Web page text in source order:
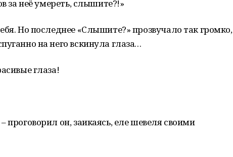
за неё умереть, слышите?!»
Но последнее «Слышите?» прозвучало так громко,
на него вскинула глаза…
глаза!
проговорил он, заикаясь, еле шевеля своими